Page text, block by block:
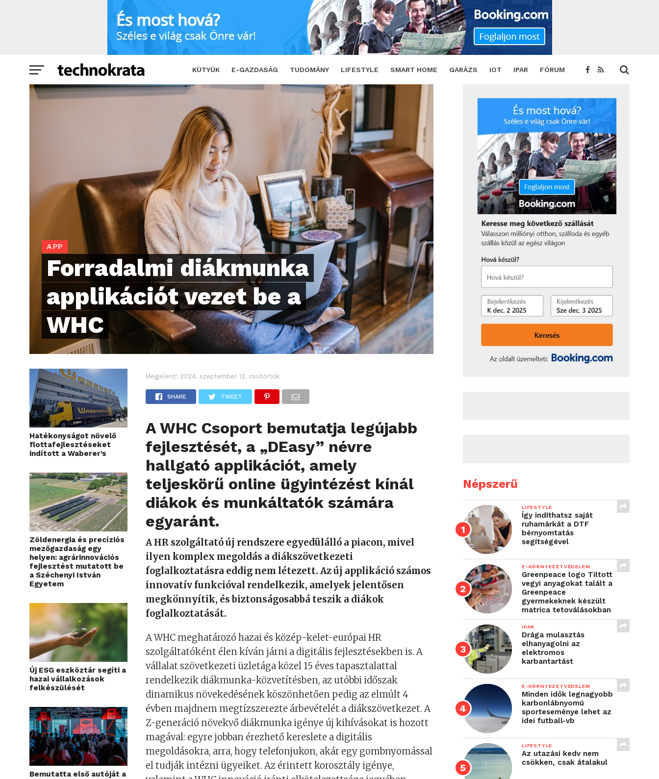
KÜTYÜK E-GAZDASÁG TUDOMÁNY LIFESTYLE SMART HOME GARÁZS IOT IPAR FÓRUM
Forradalmi diákmunka applikációt vezet be a WHC SHARE TWEET
APP
Forradalmi diákmunka
applikációt vezet be a
WHC
Hatékonyságot növelő
flottafejlesztéseket
indított a Waberer’s
Zöldenergia és precíziós
mezőgazdaság egy
helyen: agrárinnovációs
fejlesztést mutatott be
a Széchenyi István
Egyetem
Új ESG eszköztár segíti a
hazai vállalkozások
felkészülését
Bemutatta első autóját a
Megjelent: 2024. szeptember 12. csütörtök
SHARE TWEET
A WHC Csoport bemutatja legújabb
fejlesztését, a „DEasy” névre
hallgató applikációt, amely
teljeskörű online ügyintézést kínál
diákok és munkáltatók számára
egyaránt.
A HR szolgáltató új rendszere egyedülálló a piacon, mivel
ilyen komplex megoldás a diákszövetkezeti
foglalkoztatásra eddig nem létezett. Az új applikáció számos
innovatív funkcióval rendelkezik, amelyek jelentősen
megkönnyítik, és biztonságosabbá teszik a diákok
foglalkoztatását.
A WHC meghatározó hazai és közép-kelet-európai HR
szolgáltatóként élen kíván járni a digitális fejlesztésekben is. A
vállalat szövetkezeti üzletága közel 15 éves tapasztalattal
rendelkezik diákmunka-közvetítésben, az utóbbi időszak
dinamikus növekedésének köszönhetően pedig az elmúlt 4
évben majdnem megtízszerezte árbevételét a diákszövetkezet. A
Z-generáció növekvő diákmunka igénye új kihívásokat is hozott
magával: egyre jobban érezhető kereslete a digitális
megoldásokra, arra, hogy telefonjukon, akár egy gombnyomással
el tudják intézni ügyeiket. Az érintett korosztály igénye,
Népszerű
LIFESTYLE
Így indíthatsz saját
ruhamárkát a DTF
bérnyomtatás
segítségével
E-KÖRNYEZETVÉDELEM
Greenpeace logo Tiltott
vegyi anyagokat talált a
Greenpeace
gyermekeknek készült
matrica tetoválásokban
IPAR
Drága mulasztás
elhanyagolni az
elektromos
karbantartást
E-KÖRNYEZETVÉDELEM
Minden idők legnagyobb
karbonlábnyomú
sporteseménye lehet az
idei futball-vb
LIFESTYLE
Az utazási kedv nem
csökken, csak átalakul